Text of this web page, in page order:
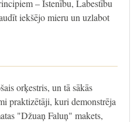
– Īstenību, Labestību
iekšējo mieru un uzlabot
orķestris, un tā sākās
praktizētāji, kuri demonstrēja
"Džuaņ Faluņ" makets,